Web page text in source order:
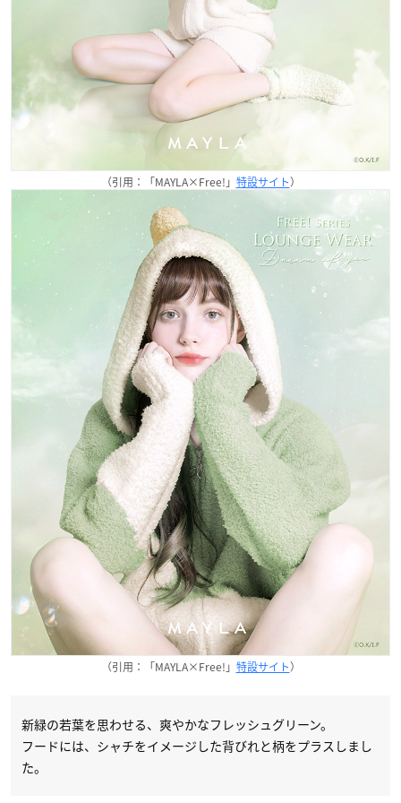
（引用：「MAYLA×Free!」 特設サイト）
（引用：「MAYLA×Free!」 特設サイト）
新緑の若葉を思わせる、爽やかなフレッシュグリーン。
フードには、シャチをイメージした背びれと柄をプラスしまし
た。